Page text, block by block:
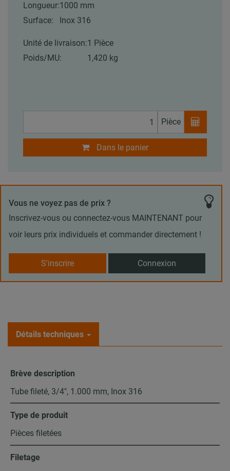
Longueur:1000 mm
Surface:
Inox 316
Unité de livraison:1 Pièce
Poids/MU:
1,420 kg
Pièce
Dans le panier
Vous ne voyez pas de prix ?
Inscrivez-vous ou connectez-vous MAINTENANT pour
voir leurs prix individuels et commander directement !
S'inscrire Connexion
Détails techniques
Brève description
Tube fileté, 3/4", 1.000 mm, Inox 316
Type de produit
Pièces filetées
Filetage